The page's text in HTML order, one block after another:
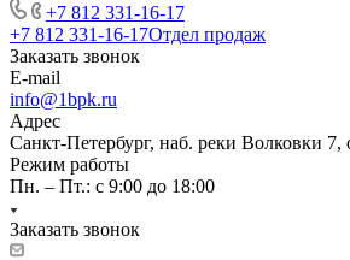
+7 812 331-16-17
+7 812 331-16-17Отдел продаж
Заказать звонок
E-mail
info@1bpk.ru
Адрес
Санкт-Петербург, наб. реки Волковки 7,
Режим работы
Пн. – Пт.: с 9:00 до 18:00
Заказать звонок